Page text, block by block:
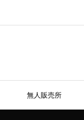
無人販売所